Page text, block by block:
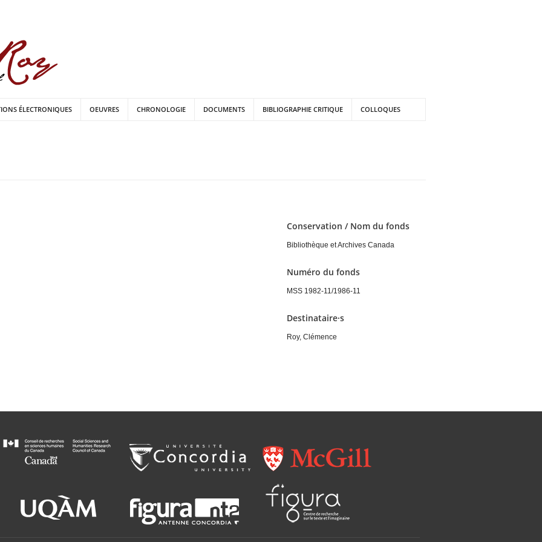
ÉLECTRONIQUES OEUVRES CHRONOLOGIE DOCUMENTS BIBLIOGRAPHIE CRITIQUE COLLOQUES
Conservation / Nom du fonds
Bibliothèque et Archives Canada
Numéro du fonds
MSS 1982-11/1986-11
Destinataire·s
Roy, Clémence